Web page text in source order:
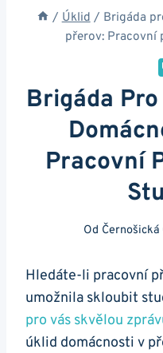
/ Úklid / Brigáda
přerov:
Brigáda
Pracovní
Od
Hledáte-li pracovní
umožnila skloubit
pro vás skvělou
úklid domácnosti v